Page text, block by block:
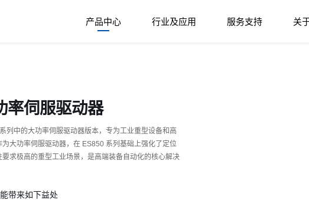
产品中心 行业及应用 服务支持 关
率伺服驱动器
列中的大功率伺服驱动器版本，专为工业重型设备和高
大功率伺服驱动器，在 ES850 系列基础上强化了定位
求极高的重型工业场景，是高端装备自动化的核心解决
带来如下益处